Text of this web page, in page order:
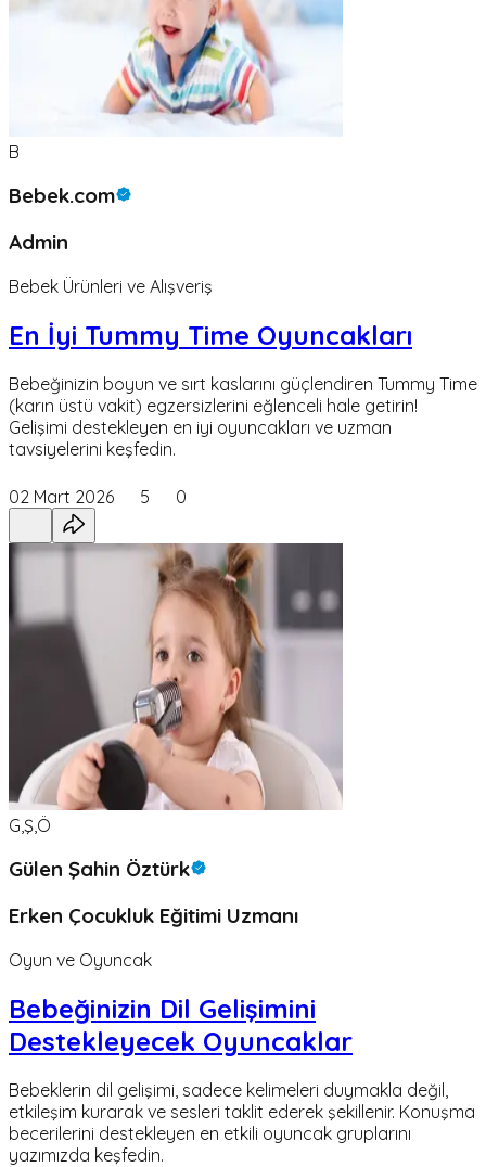
B
Bebek.com
Admin
Bebek Ürünleri ve Alışveriş
En İyi Tummy Time Oyuncakları
Bebeğinizin boyun ve sırt kaslarını güçlendiren Tummy Time
(karın üstü vakit) egzersizlerini eğlenceli hale getirin!
Gelişimi destekleyen en iyi oyuncakları ve uzman
tavsiyelerini keşfedin.
02 Mart 2026 5 0
G,Ş,Ö
Gülen Şahin Öztürk
Erken Çocukluk Eğitimi Uzmanı
Oyun ve Oyuncak
Bebeğinizin Dil Gelişimini
Destekleyecek Oyuncaklar
Bebeklerin dil gelişimi, sadece kelimeleri duymakla değil,
etkileşim kurarak ve sesleri taklit ederek şekillenir. Konuşma
becerilerini destekleyen en etkili oyuncak gruplarını
yazımızda keşfedin.